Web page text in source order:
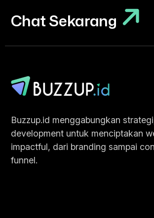
Chat Sekarang
Chat Sekarang
Buzzup.id menggabungkan
development untuk menciptakan
impactful, dari branding sampai
funnel.